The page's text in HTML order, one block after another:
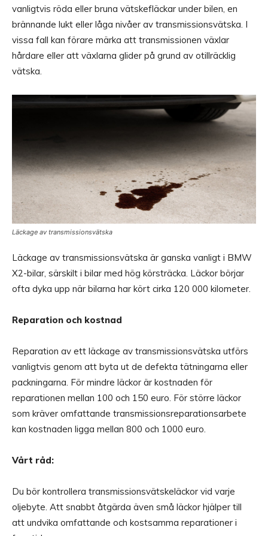
vanligtvis röda eller bruna vätskefläckar under bilen, en
brännande lukt eller låga nivåer av transmissionsvätska. I
vissa fall kan förare märka att transmissionen växlar
hårdare eller att växlarna glider på grund av otillräcklig
vätska.
Läckage av transmissionsvätska
Läckage av transmissionsvätska är ganska vanligt i BMW
X2-bilar, särskilt i bilar med hög körsträcka. Läckor börjar
ofta dyka upp när bilarna har kört cirka 120 000 kilometer.
Reparation och kostnad
Reparation av ett läckage av transmissionsvätska utförs
vanligtvis genom att byta ut de defekta tätningarna eller
packningarna. För mindre läckor är kostnaden för
reparationen mellan 100 och 150 euro. För större läckor
som kräver omfattande transmissionsreparationsarbete
kan kostnaden ligga mellan 800 och 1000 euro.
Vårt råd:
Du bör kontrollera transmissionsvätskeläckor vid varje
oljebyte. Att snabbt åtgärda även små läckor hjälper till
att undvika omfattande och kostsamma reparationer i